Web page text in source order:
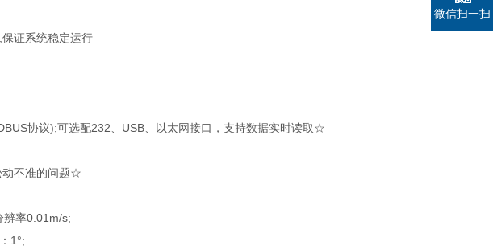
证系统稳定运行
协议);可选配232、USB、以太网接口，支持数据实时读取☆
不准的问题☆
率0.01m/s;
1°;
微信扫一扫